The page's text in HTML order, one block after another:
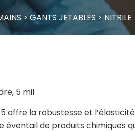
>GANTS JETABLES > NITRILE
5 mil
offre la robustesse et
éventail de produits chimiques